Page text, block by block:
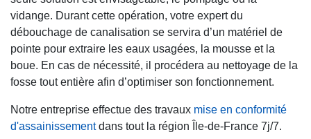
vidange. Durant cette opération, votre expert du
débouchage de canalisation se servira d’un matériel de
pointe pour extraire les eaux usagées, la mousse et la
boue. En cas de nécessité, il procédera au nettoyage de la
fosse tout entière afin d’optimiser son fonctionnement.
Notre entreprise effectue des travaux mise en conformité
d'assainissementdans tout la région Île-de-France 7j/7.